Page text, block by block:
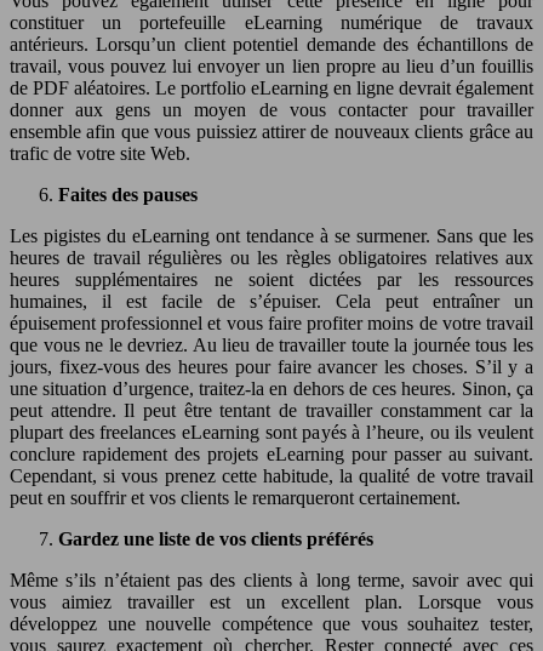
constituer un portefeuille eLearning numérique de travaux
antérieurs. Lorsqu’un client potentiel demande des échantillons de
travail, vous pouvez lui envoyer un lien propre au lieu d’un fouillis
de PDF aléatoires. Le portfolio eLearning en ligne devrait également
donner aux gens un moyen de vous contacter pour travailler
ensemble afin que vous puissiez attirer de nouveaux clients grâce au
trafic de votre site Web.
Faites des pauses
Les pigistes du eLearning ont tendance à se surmener. Sans que les
heures de travail régulières ou les règles obligatoires relatives aux
heures supplémentaires ne soient dictées par les ressources
humaines, il est facile de s’épuiser. Cela peut entraîner un
épuisement professionnel et vous faire profiter moins de votre travail
que vous ne le devriez. Au lieu de travailler toute la journée tous les
jours, fixez-vous des heures pour faire avancer les choses. S’il y a
une situation d’urgence, traitez-la en dehors de ces heures. Sinon, ça
peut attendre. Il peut être tentant de travailler constamment car la
plupart des freelances eLearning sont payés à l’heure, ou ils veulent
conclure rapidement des projets eLearning pour passer au suivant.
Cependant, si vous prenez cette habitude, la qualité de votre travail
peut en souffrir et vos clients le remarqueront certainement.
Gardez une liste de vos clients préférés
Même s’ils n’étaient pas des clients à long terme, savoir avec qui
vous aimiez travailler est un excellent plan. Lorsque vous
développez une nouvelle compétence que vous souhaitez tester,
vous saurez exactement où chercher. Rester connecté avec ces